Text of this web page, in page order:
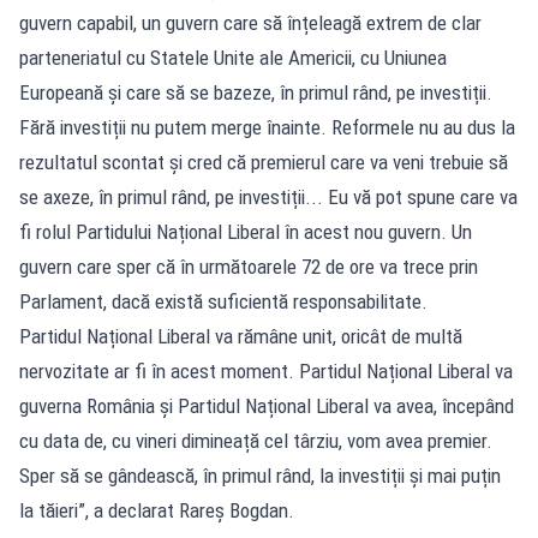
guvern capabil, un guvern care să înțeleagă extrem de clar
parteneriatul cu Statele Unite ale Americii, cu Uniunea
Europeană și care să se bazeze, în primul rând, pe investiții.
Fără investiții nu putem merge înainte. Reformele nu au dus la
rezultatul scontat și cred că premierul care va veni trebuie să
se axeze, în primul rând, pe investiții... Eu vă pot spune care va
fi rolul Partidului Național Liberal în acest nou guvern. Un
guvern care sper că în următoarele 72 de ore va trece prin
Parlament, dacă există suficientă responsabilitate.
Partidul Național Liberal va rămâne unit, oricât de multă
nervozitate ar fi în acest moment. Partidul Național Liberal va
guverna România și Partidul Național Liberal va avea, începând
cu data de, cu vineri dimineață cel târziu, vom avea premier.
Sper să se gândească, în primul rând, la investiții și mai puțin
la tăieri”, a declarat Rareș Bogdan.